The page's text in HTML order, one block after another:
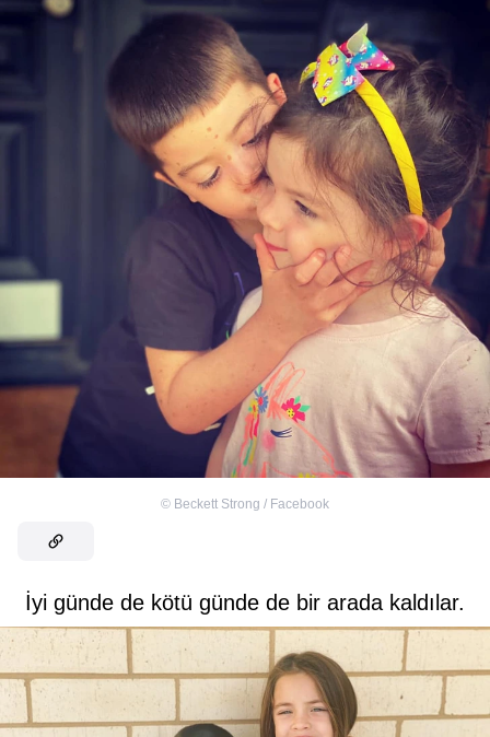
© Beckett Strong / Facebook
İyi günde de kötü günde de bir arada kaldılar.